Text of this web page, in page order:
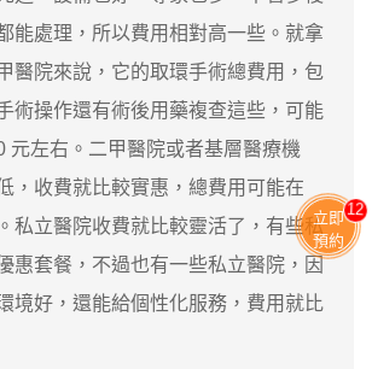
能處理，所以費用相對高一些。就拿
醫院來說，它的取環手術總費用，包
術操作還有術後用藥複查這些，可能
元左右。二甲醫院或者基層醫療機
，收費就比較實惠，總費用可能在
私立醫院收費就比較靈活了，有些私
惠套餐，不過也有一些私立醫院，因
境好，還能給個性化服務，費用就比
立即
預約
11